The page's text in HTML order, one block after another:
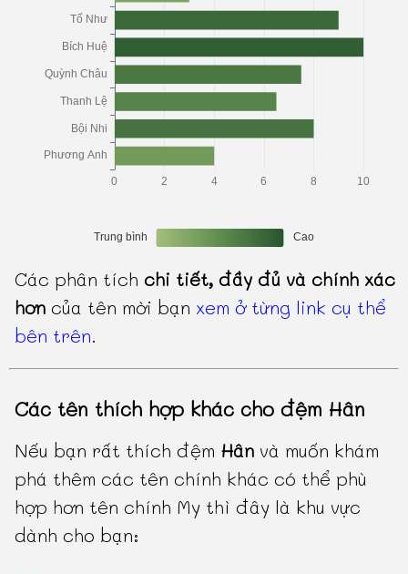
Các phân tích chi tiết, đầy đủ và chính xác
hơn của tên mời bạn xem ở từng link cụ thể
bên trên.
Các tên thích hợp khác cho đệm Hân
Nếu bạn rất thích đệm Hân và muốn khám
phá thêm các tên chính khác có thể phù
hợp hơn tên chính My thì đây là khu vực
dành cho bạn: